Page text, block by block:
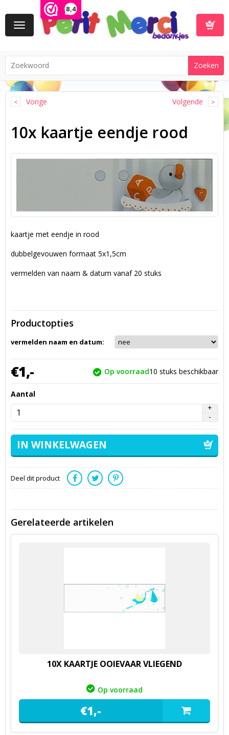
8,4
Toggle
navigation
Vorige Volgende
10x kaartje eendje rood
kaartje met eendje in rood
dubbelgevouwen formaat 5x1,5cm
vermelden van naam & datum vanaf 20 stuks
Productopties
vermelden naam en datum:
€1,- Op voorraad10 stuks beschikbaar
Aantal
Deel dit product
Gerelateerde artikelen
10X KAARTJE OOIEVAAR VLIEGEND
Op voorraad
€1,-